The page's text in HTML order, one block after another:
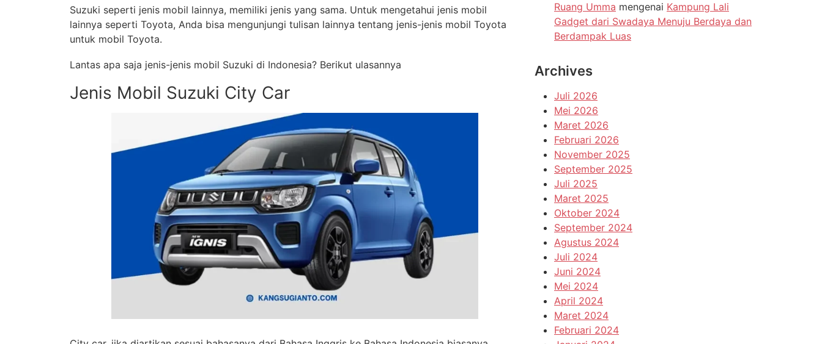
Suzuki seperti jenis mobil lainnya, memiliki jenis yang sama. Untuk mengetahui jenis mobil
lainnya seperti Toyota, Anda bisa mengunjungi tulisan lainnya tentang jenis-jenis mobil Toyota
untuk mobil Toyota.
Lantas apa saja jenis-jenis mobil Suzuki di Indonesia? Berikut ulasannya
Jenis Mobil Suzuki City Car
Ruang Umma mengenai Kampung Lali
Gadget dari Swadaya Menuju Berdaya dan
Berdampak Luas
Archives
Juli 2026
Mei 2026
Maret 2026
Februari 2026
November 2025
September 2025
Juli 2025
Maret 2025
Oktober 2024
September 2024
Agustus 2024
Juli 2024
Juni 2024
Mei 2024
April 2024
Maret 2024
Februari 2024